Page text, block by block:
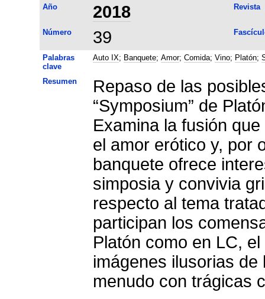
Año 2018 Revista
Número 39
Palabras
clave
Auto IX; Banquete; Amor; Comida; Vino; Platón;
Resumen
Repaso de las
“Symposium” de
Examina la fusión
el amor erótico y, por
banquete ofrece
simposia y convivia
respecto al tema
participan los
Platón como en LC,
imágenes ilusorias
menudo con trágicas